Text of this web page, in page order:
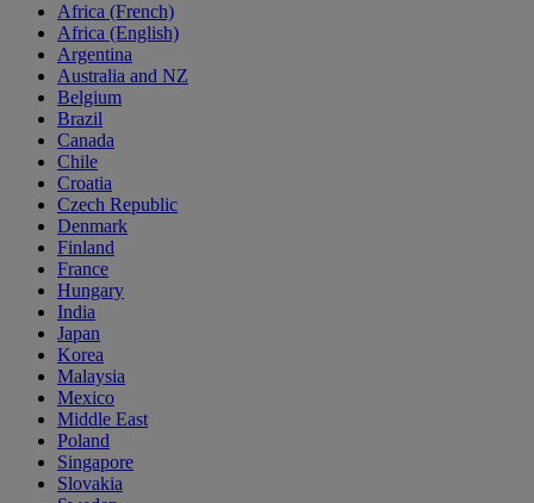
Africa (French)
Africa (English)
Argentina
Australia and NZ
Belgium
Brazil
Canada
Chile
Croatia
Czech Republic
Denmark
Finland
France
Hungary
India
Japan
Korea
Malaysia
Mexico
Middle East
Poland
Singapore
Slovakia